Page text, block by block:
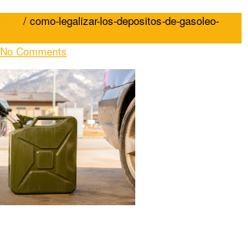
/ como-legalizar-los-depositos-de-gasoleo-
No Comments